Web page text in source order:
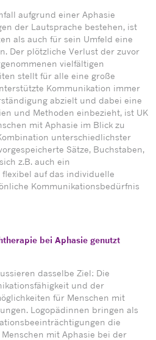
aufgrund einer Aphasie
der Lautsprache bestehen, ist
als auch für sein Umfeld eine
Der plötzliche Verlust der zuvor
vielfältigen
stellt für alle eine große
Kommunikation immer
abzielt und dabei eine
und Methoden einbezieht, ist UK
mit Aphasie im Blick zu
unterschiedlichster
Sätze, Buchstaben,
z.B. auch ein
auf das individuelle
Kommunikationsbedürfnis
bei Aphasie genutzt
dasselbe Ziel: Die
und der
für Menschen mit
Logopädinnen bringen als
die
mit Aphasie bei der